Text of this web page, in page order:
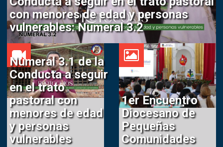
con menores de edad y personas
vulnerables: Numeral 3.2
Numeral 3.1 de la
Conducta a seguir
en el trato
pastoral con
menores de edad
y personas
vulnerables
1er Encuentro
Diocesano de
Pequeñas
Comunidades